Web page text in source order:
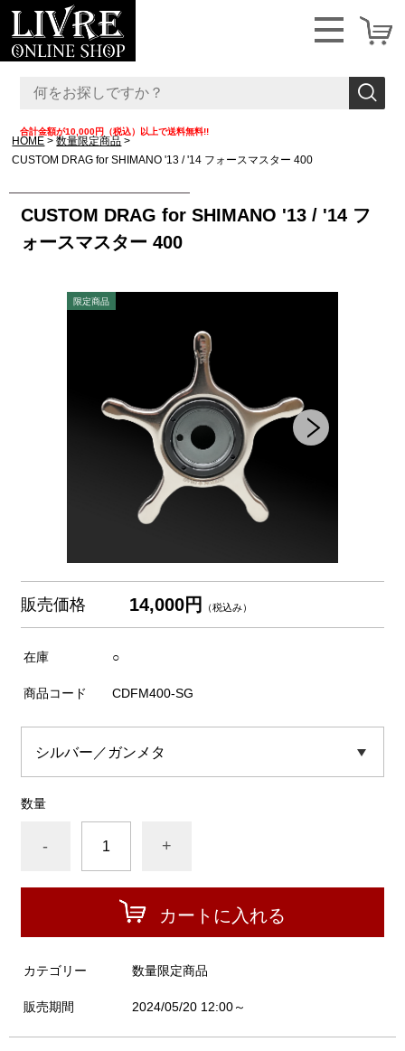
合計金額が10,000円（税込）以上で送料無料!!
HOME
数量限定商品
CUSTOM DRAG for SHIMANO '13 / '14 フォースマスター 400
CUSTOM DRAG for SHIMANO '13 / '14 フ
ォースマスター 400
販売価格 14,000円 （税込み）
在庫 ○
商品コード CDFM400-SG
数量
- +
カートに入れる
カテゴリー 数量限定商品
販売期間 2024/05/20 12:00～